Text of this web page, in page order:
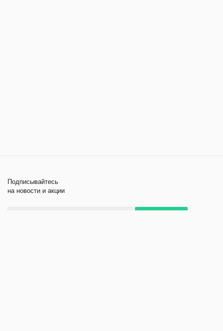
Подписывайтесь
на новости и акции